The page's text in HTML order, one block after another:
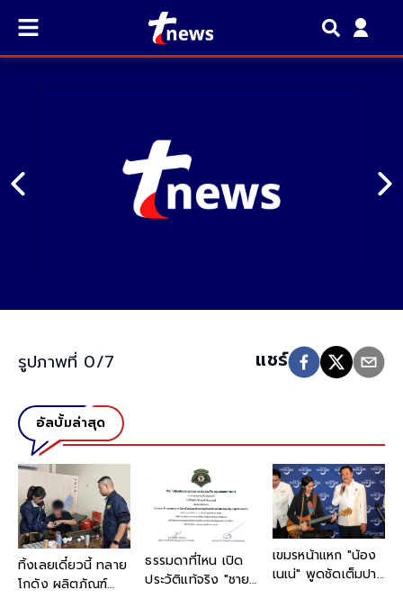
รูปภาพที่ 0/7 แชร์​
อัลบั้มล่าสุด
ทิ้งเลยเดี๋ยวนี้ ทลาย
โกดัง ผลิตภัณฑ์
ธรรมดาที่ไหน เปิด
ประวัติแท้จริง "ชายที่
เขมรหน้าแหก "น้อง
เนเน่" พูดชัดเต็มปาก